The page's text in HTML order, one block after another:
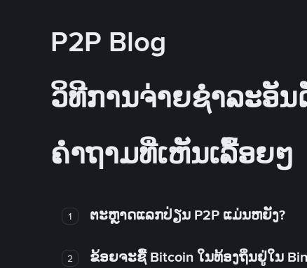
P2P Blog
ວິທີການຈ່າຍຊຳລະອັ
ຄໍາຖາມທີ່ເຫັນເລື້ອຍໆ
1 ຕະຫຼາດແລກປ່ຽນ P2P ແມ່ນຫຍັງ?
2 ຂ້ອຍຈະຊື້ Bitcoin ໃນທ້ອງຖິ່ນຢູ່ໃນ